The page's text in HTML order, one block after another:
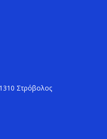
Στρόβολος